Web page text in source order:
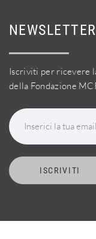
NEWSLETTER
Iscriviti per ricevere
della Fondazione
Inserici la tua email
ISCRIVITI